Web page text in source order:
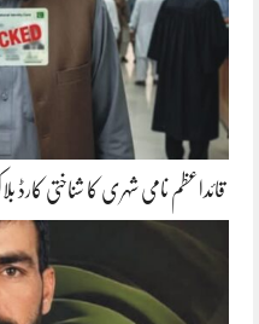
قائداعظم نامی شہری کا شناختی